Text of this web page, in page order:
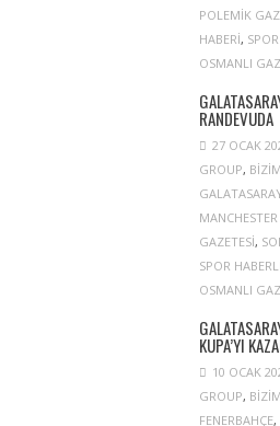
POLEMIK
HABERI,
OSMANLI
RANDEVUDA
27 OCAK
GROUP,
GAZETESI,
SPOR
OSMANLI
KUPA’YI
10 OCAK
GROUP,
FENERBAHÇE,